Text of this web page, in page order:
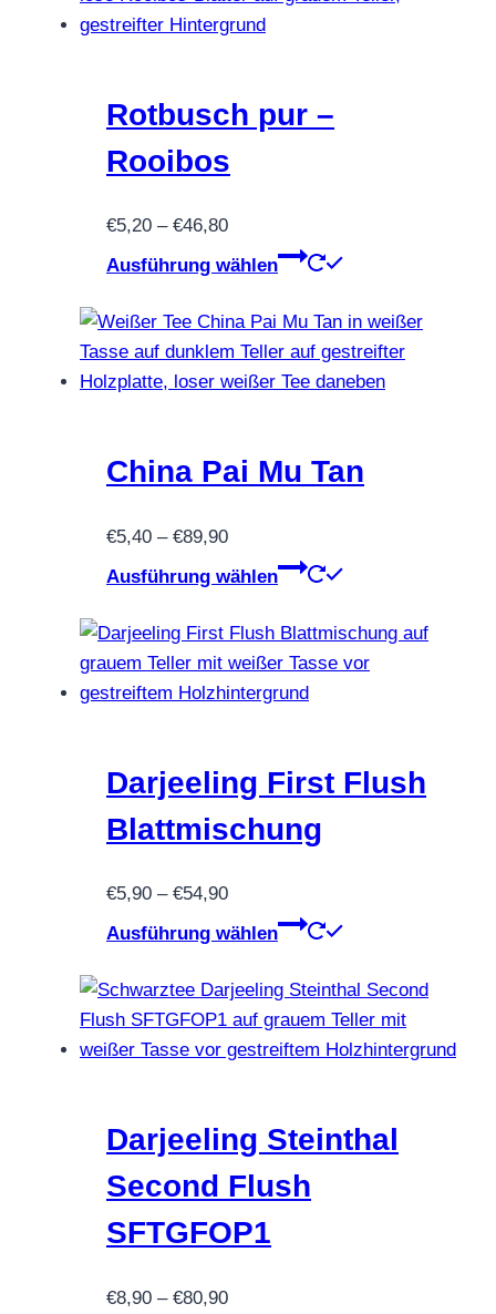
Rotbusch pur –
Rooibos
€5,20 – €46,80Preisspanne:
€5,20
€46,80
Ausführung wählen
Dieses
weist
mehrere
Varianten
Optionen
werden
China Pai Mu Tan
€5,40 – €89,90Preisspanne:
€5,40
€89,90
Ausführung wählen
Dieses
weist
mehrere
Optionen
können
gewählt
Darjeeling First Flush
Blattmischung
€5,90 – €54,90Preisspanne:
€5,90
€54,90
Ausführung wählen
Dieses
weist
mehrere
Varianten
Optionen
Darjeeling Steinthal
Second Flush
SFTGFOP1
€8,90 – €80,90Preisspanne: